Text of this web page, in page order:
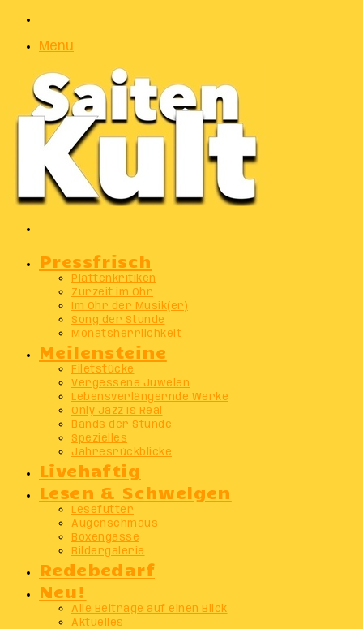
Menu
Pressfrisch
Plattenkritiken
Zurzeit im Ohr
Im Ohr der Musik(er)
Song der Stunde
Monatsherrlichkeit
Meilensteine
Filetstücke
Vergessene Juwelen
Lebensverlängernde Werke
Only Jazz Is Real
Bands der Stunde
Spezielles
Jahresrückblicke
Livehaftig
Lesen & Schwelgen
Lesefutter
Augenschmaus
Boxengasse
Bildergalerie
Redebedarf
Neu!
Alle Beiträge auf einen Blick
Aktuelles